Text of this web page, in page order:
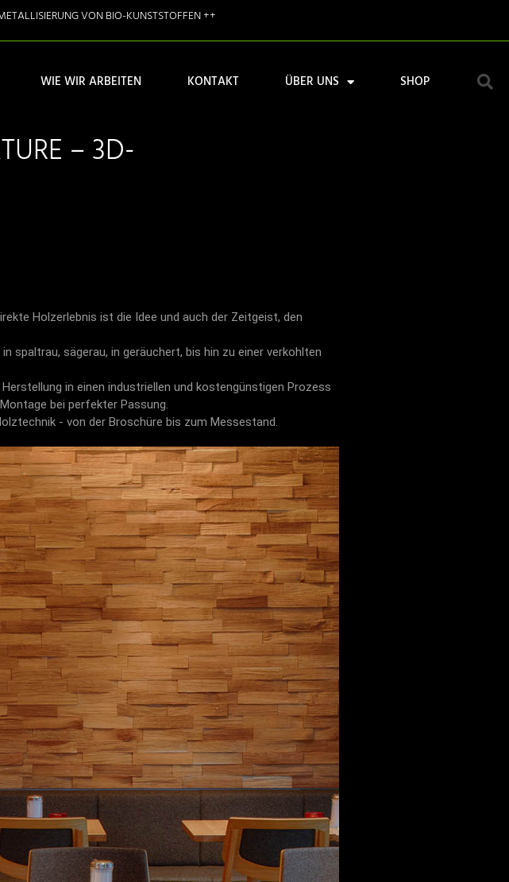
VON BIO-KUNSTSTOFFEN ++
WIE WIR ARBEITEN KONTAKT ÜBER UNS SHOP
– 3D-
Holzerlebnis ist die Idee und auch der Zeitgeist, den
spaltrau, sägerau, in geräuchert, bis hin zu einer verkohlten
in einen industriellen und kostengünstigen Prozess
bei perfekter Passung.
- von der Broschüre bis zum Messestand.